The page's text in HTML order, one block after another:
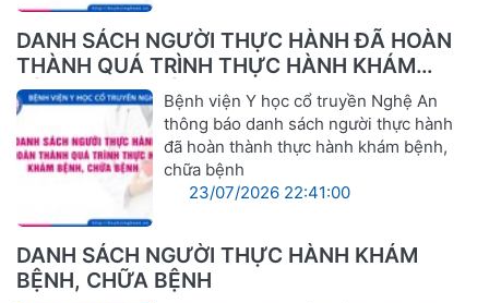
DANH SÁCH NGƯỜI THỰC HÀNH ĐÃ HOÀN
THÀNH QUÁ TRÌNH THỰC HÀNH KHÁM
BỆNH, CHỮA BỆNHBệnh viện Y học cổ truyền Nghệ An
thông báo danh sách người thực hành
đã hoàn thành thực hành khám bệnh,
chữa bệnh
23/07/2026 22:41:00
DANH SÁCH NGƯỜI THỰC HÀNH KHÁM
BỆNH, CHỮA BỆNH